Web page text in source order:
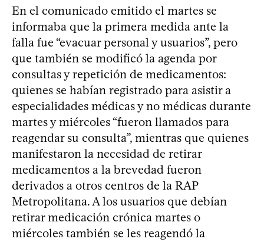
En el comunicado emitido el martes se
informaba que la primera medida ante la
falla fue “evacuar personal y usuarios”, pero
que también se modificó la agenda por
consultas y repetición de medicamentos:
quienes se habían registrado para asistir a
especialidades médicas y no médicas durante
martes y miércoles “fueron llamados para
reagendar su consulta”, mientras que quienes
manifestaron la necesidad de retirar
medicamentos a la brevedad fueron
derivados a otros centros de la RAP
Metropolitana. A los usuarios que debían
retirar medicación crónica martes o
miércoles también se les reagendó la